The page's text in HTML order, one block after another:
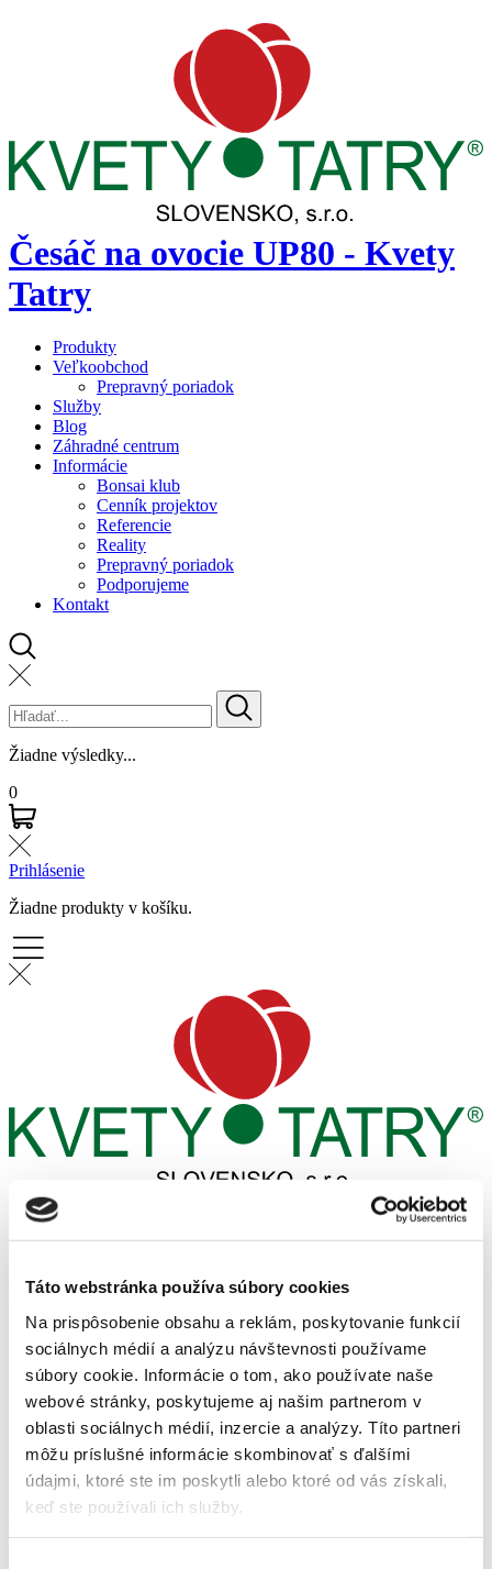
Táto webstránka používa súbory cookies
Na prispôsobenie obsahu a reklám, poskytovanie funkcií
sociálnych médií a analýzu návštevnosti používame
súbory cookie. Informácie o tom, ako používate naše
webové stránky, poskytujeme aj našim partnerom v
oblasti sociálnych médií, inzercie a analýzy. Títo partneri
môžu príslušné informácie skombinovať s ďalšími
údajmi, ktoré ste im poskytli alebo ktoré od vás získali,
keď ste používali ich služby.
Česáč na ovocie UP80 - Kvety
Tatry
Produkty
Veľkoobchod
Prepravný poriadok
Služby
Blog
Záhradné centrum
Informácie
Bonsai klub
Cenník projektov
Referencie
Reality
Prepravný poriadok
Podporujeme
Kontakt
Žiadne výsledky...
0
Prihlásenie
Žiadne produkty v košíku.
Produkty
Veľkoobchod
Služby
Záhradné centrum
Informácie
Bonsai klub
Cenník projektov
Referencie
Reality
Prepravný poriadok
Podporujeme
Kontakt
Detail produktu